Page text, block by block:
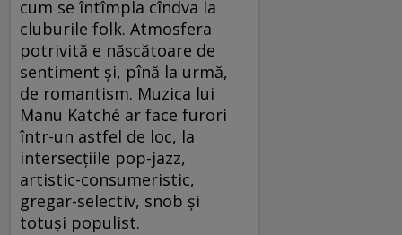
cum se întîmpla cîndva la
cluburile folk. Atmosfera
potrivită e născătoare de
sentiment şi, pînă la urmă,
de romantism. Muzica lui
Manu Katché ar face furori
într-un astfel de loc, la
intersecţiile pop-jazz,
artistic-consumeristic,
gregar-selectiv, snob şi
totuşi populist.